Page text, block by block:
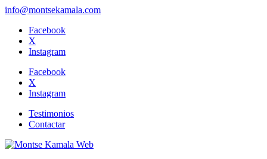
info@montsekamala.com
Facebook
X
Instagram
Facebook
X
Instagram
Testimonios
Contactar